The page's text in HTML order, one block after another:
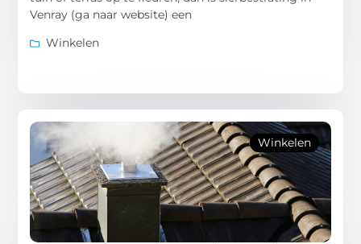
Venray (ga naar website) een
Winkelen
Winkelen